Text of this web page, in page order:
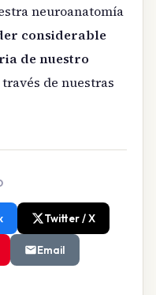
neuroanatomía
considerable
de nuestro
través de nuestras
Twitter / X
Email